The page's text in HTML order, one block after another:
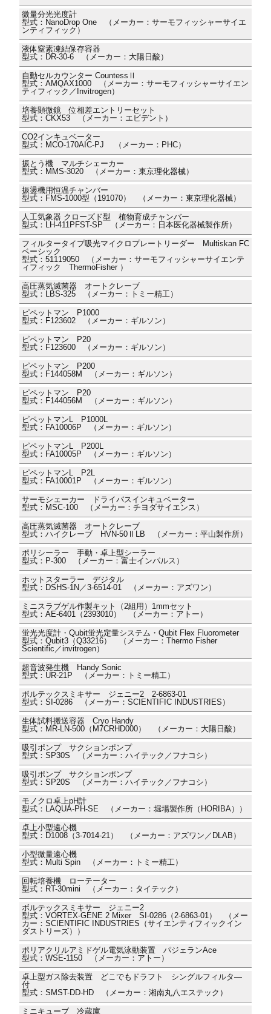
微量分光光度計
型式：NanoDrop One （メーカー：サーモフィッシャーサイエ
ンティフィック）
液体窒素凍結保存容器
型式：DR-30-6 （メーカー：大陽日酸）
自動セルカウンター CountessⅡ
型式：AMQAX1000 （メーカー：サーモフィッシャーサイエン
ティフィック／Invitrogen）
培養顕微鏡 位相差エントリーセット
型式：CKX53 （メーカー：エビデント）
CO2インキュベーター
型式：MCO-170AIC-PJ （メーカー：PHC）
振とう機 マルチシェーカー
型式：MMS-3020 （メーカー：東京理化器械）
振盪機用恒温チャンバー
型式：FMS-1000型（191070） （メーカー：東京理化器械）
人工気象器 クローズド型 植物育成チャンバー
型式：LH-411PFST-SP （メーカー：日本医化器械製作所）
フィルタータイプ吸光マイクロプレートリーダー Multiskan FC
ベーシック
型式：51119050 （メーカー：サーモフィッシャーサイエンテ
ィフィック ThermoFisher ）
高圧蒸気滅菌器 オートクレーブ
型式：LBS-325 （メーカー：トミー精工）
ピペットマン P1000
型式：F123602 （メーカー：ギルソン）
ピペットマン P20
型式：F123600 （メーカー：ギルソン）
ピペットマン P200
型式：F144058M （メーカー：ギルソン）
ピペットマン P20
型式：F144056M （メーカー：ギルソン）
ピペットマンL P1000L
型式：FA10006P （メーカー：ギルソン）
ピペットマンL P200L
型式：FA10005P （メーカー：ギルソン）
ピペットマンL P2L
型式：FA10001P （メーカー：ギルソン）
サーモシェーカー ドライバスインキュベーター
型式：MSC-100 （メーカー：チヨダサイエンス）
高圧蒸気滅菌器 オートクレーブ
型式：ハイクレーブ HVN-50ⅡLB （メーカー：平山製作所）
ポリシーラー 手動・卓上型シーラー
型式：P-300 （メーカー：富士インパルス）
ホットスターラー デジタル
型式：DSHS-1N／3-6514-01 （メーカー：アズワン）
ミニスラブゲル作製キット（2組用）1mmセット
型式：AE-6401（2393010） （メーカー：アトー）
蛍光光度計・Qubit蛍光定量システム・Qubit Flex Fluorometer
型式：Qubit3（Q33216） （メーカー：Thermo Fisher
Scientific／invitrogen）
超音波発生機 Handy Sonic
型式：UR-21P （メーカー：トミー精工）
ボルテックスミキサー ジェニー2 2-6863-01
型式：SI-0286 （メーカー：SCIENTIFIC INDUSTRIES）
生体試料搬送容器 Cryo Handy
型式：MR-LN-500（M7CRHD000） （メーカー：大陽日酸）
吸引ポンプ サクションポンプ
型式：SP30S （メーカー：ハイテック／フナコシ）
吸引ポンプ サクションポンプ
型式：SP20S （メーカー：ハイテック／フナコシ）
モノクロ卓上pH計
型式：LAQUA-PH-SE （メーカー：堀場製作所（HORIBA））
卓上小型遠心機
型式：D1008（3-7014-21） （メーカー：アズワン／DLAB）
小型微量遠心機
型式：Multi Spin （メーカー：トミー精工）
回転培養機 ローテーター
型式：RT-30mini （メーカー：タイテック）
ボルテックスミキサー ジェニー2
型式：VORTEX-GENE 2 Mixer SI-0286（2-6863-01） （メー
カー：SCIENTIFIC INDUSTRIES（サイエンティフィックイン
ダストリーズ））
ポリアクリルアミドゲル電気泳動装置 パジェランAce
型式：WSE-1150 （メーカー：アトー）
卓上型ガス除去装置 どこでもドラフト シングルフィルタ―
付
型式：SMST-DD-HD （メーカー：湘南丸八エステック）
ミニキューブ 冷蔵庫